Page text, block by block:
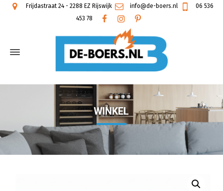
Frijdastraat 24 - 2288 EZ Rijswijk info@de-boers.nl
06 536
453 78
WINKEL